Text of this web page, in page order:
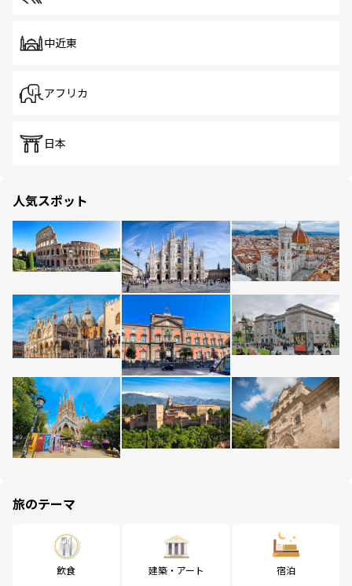
中近東
アフリカ
日本
人気スポット
旅のテーマ
飲食 建築・アート 宿泊